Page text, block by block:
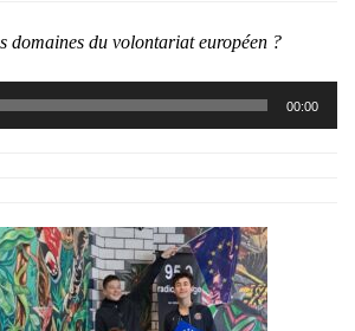
domaines du volontariat européen ?
00:00